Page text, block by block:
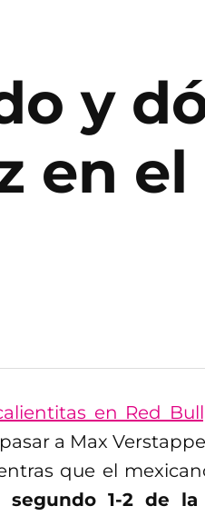
y
en
en Red
a Max
que el
segundo 1-2 de la